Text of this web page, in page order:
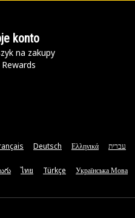
konto
na zakupy
Deutsch Ελληνικά עברית
ไทย Türkçe Українська Мова